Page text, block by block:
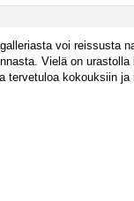
voi reissusta
Vielä on urastolla
tervetuloa kokouksiin ja